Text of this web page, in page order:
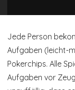
Jede Person
Aufgaben (leicht-
Pokerchips. Alle
Aufgaben vor